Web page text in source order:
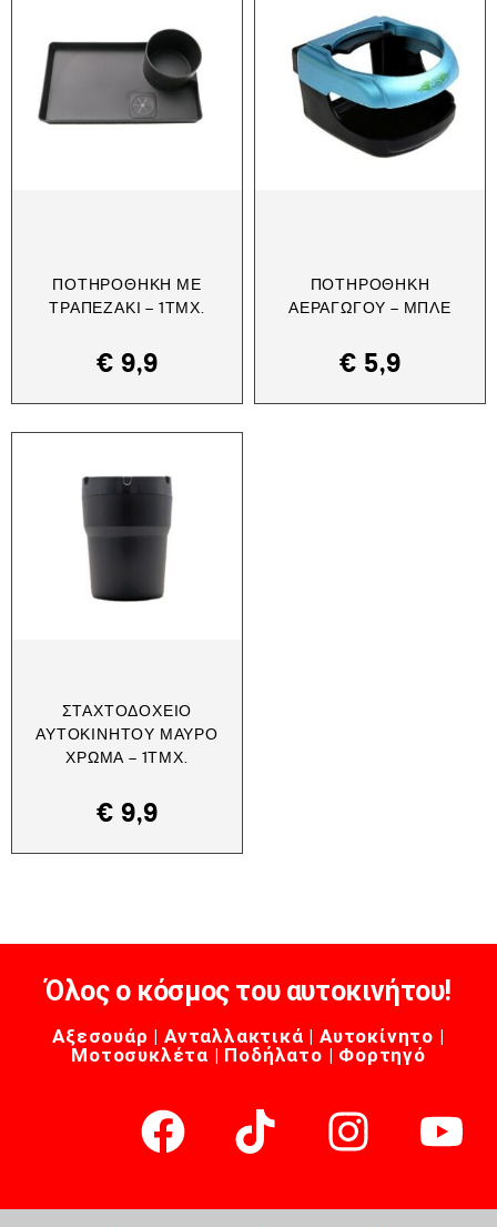
ΠΟΤΗΡΟΘΉΚΗ ΜΕ
ΤΡΑΠΕΖΆΚΙ – 1ΤΜΧ.
€ 9,9
ΠΟΤΗΡΟΘΉΚΗ
ΑΕΡΑΓΩΓΟΎ – ΜΠΛΕ
€ 5,9
ΣΤΑΧΤΟΔΟΧΕΊΟ
ΑΥΤΟΚΙΝΉΤΟΥ ΜΑΎΡΟ
ΧΡΏΜΑ – 1ΤΜΧ.
€ 9,9
Όλος ο κόσμος του αυτοκινήτου!
Αξεσουάρ | Ανταλλακτικά | Αυτοκίνητο |
Μοτοσυκλέτα | Ποδήλατο | Φορτηγό